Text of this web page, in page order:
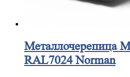
Металлочерепица
RAL7024 Norman